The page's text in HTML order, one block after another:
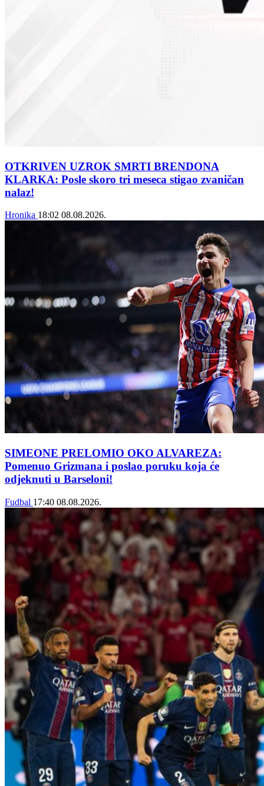
OTKRIVEN UZROK SMRTI BRENDONA
KLARKA: Posle skoro tri meseca stigao zvaničan
nalaz!
Hronika 18:02 08.08.2026.
SIMEONE PRELOMIO OKO ALVAREZA:
Pomenuo Grizmana i poslao poruku koja će
odjeknuti u Barseloni!
Fudbal 17:40 08.08.2026.